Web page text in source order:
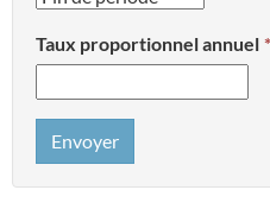
Taux proportionnel annuel
Envoyer